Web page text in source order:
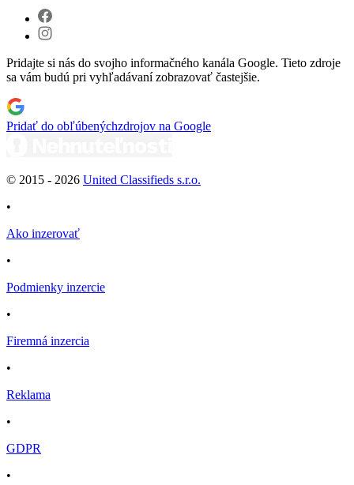
Pridajte si nás do svojho informačného kanála Google. Tieto zdroje
sa vám budú pri vyhľadávaní zobrazovať častejšie.
Pridať do obľúbenýchzdrojov na Google
© 2015 - 2026 United Classifieds s.r.o.
•
Ako inzerovať
•
Podmienky inzercie
•
Firemná inzercia
•
Reklama
•
GDPR
•